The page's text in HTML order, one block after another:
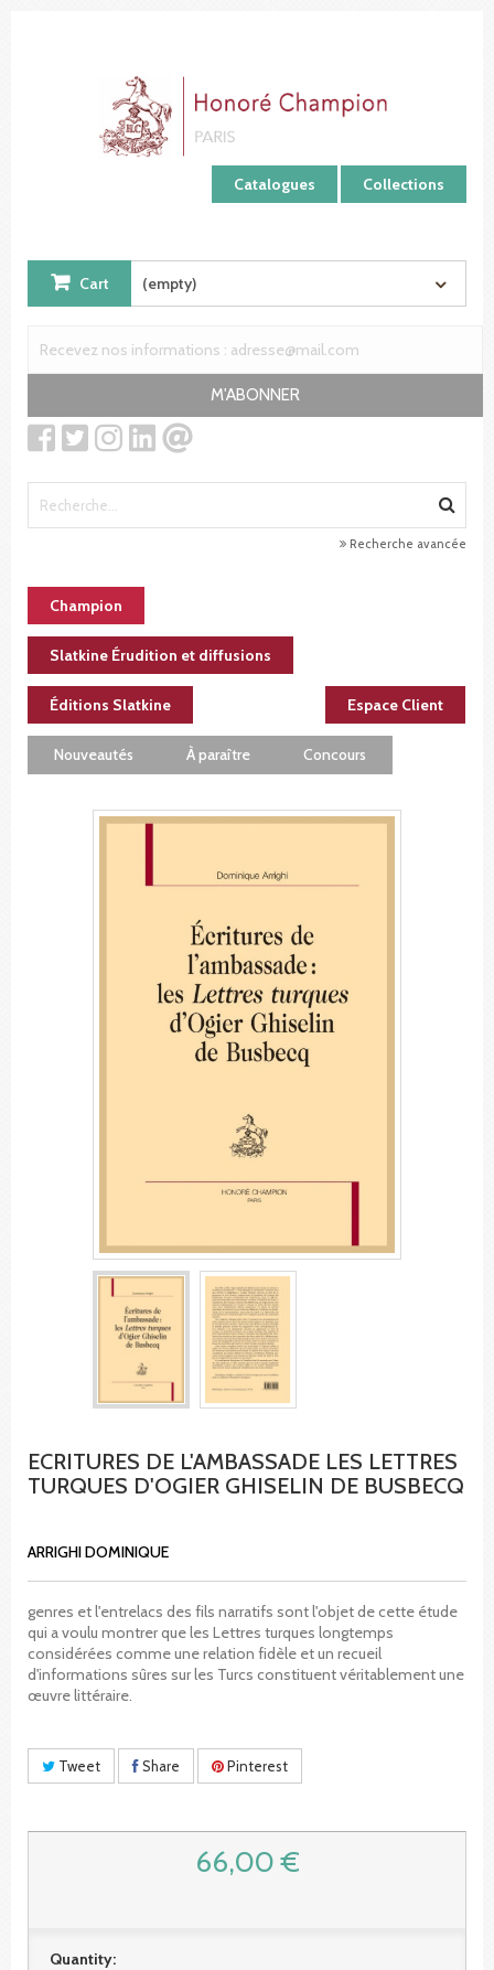
Catalogues Collections
Cart (empty)
M'ABONNER
Recherche avancée
Champion
Slatkine Érudition et diffusions
Éditions Slatkine Espace Client
Nouveautés À paraître Concours
ECRITURES DE L'AMBASSADE LES LETTRES
TURQUES D'OGIER GHISELIN DE BUSBECQ
ARRIGHI DOMINIQUE
genres et l'entrelacs des fils narratifs sont l'objet de cette étude
qui a voulu montrer que les Lettres turques longtemps
considérées comme une relation fidèle et un recueil
d'informations sûres sur les Turcs constituent véritablement une
œuvre littéraire.
Tweet Share Pinterest
66,00 €
Quantity: